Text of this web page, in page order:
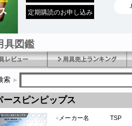
定期購読のお申し込み
具図鑑
索
ースピンピップス
● メーカー名
TSP